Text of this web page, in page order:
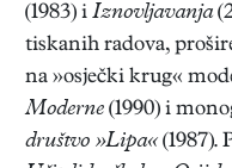
(1983) i Iznovljavanja
tiskanih radova,
na »osječki krug«
Moderne (1990) i
društvo »Lipa« (1987).